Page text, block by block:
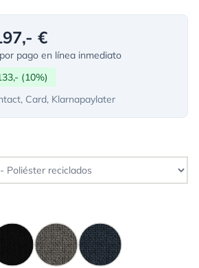
€
pago en línea inmediato
(10%)
Card, Klarnapaylater